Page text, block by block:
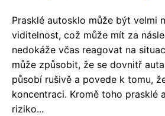
Prasklé autosklo může být velmi
viditelnost, což může mít za
nedokáže včas reagovat na
může způsobit, že se dovnitř
působí rušivě a povede k tomu,
koncentraci. Kromě toho prasklé
riziko...